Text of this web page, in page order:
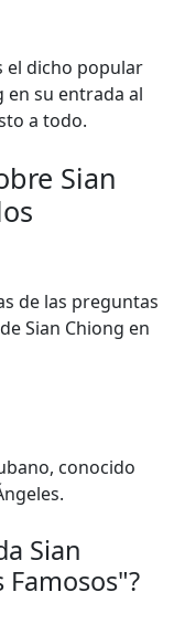
el dicho popular
en su entrada al
a todo.
Sian
de las preguntas
Sian Chiong en
conocido
Sian
Famosos"?